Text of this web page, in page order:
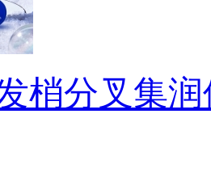
梢分叉集